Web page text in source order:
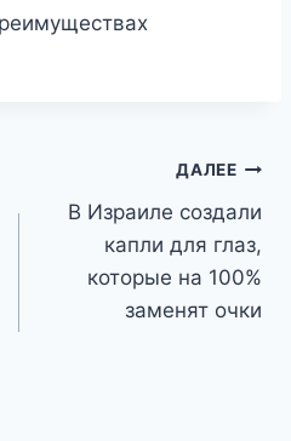
ДАЛЕЕ
В Израиле создали
капли для глаз,
которые на 100%
заменят очки